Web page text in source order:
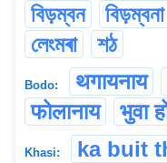
বিড়ম্বন
বিড়ম্বনা
লেংমৰা
শঠ
Bodo: थगायनाय
फोलानाय
भुवा
Khasi: ka buit